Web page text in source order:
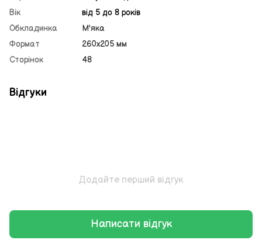
Вік
від 5 до 8 років
Обкладинка
М'яка
Формат
260х205 мм
Сторінок
48
Відгуки
Додайте перший відгук
Написати відгук